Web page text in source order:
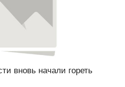
вновь начали гореть